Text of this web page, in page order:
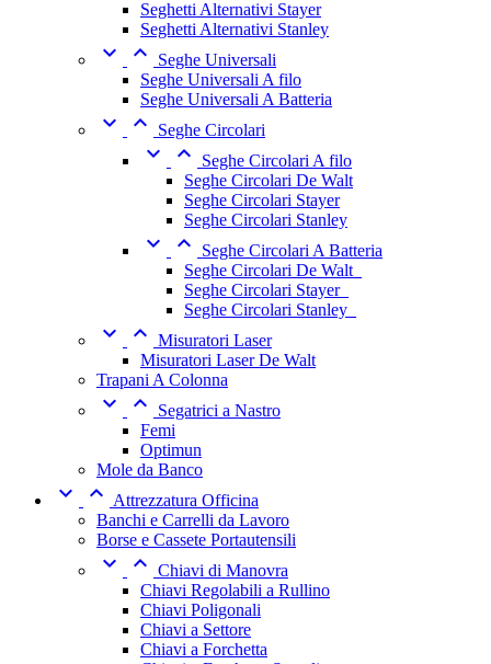
Seghetti Alternativi Stayer
Seghetti Alternativi Stanley
 
Seghe Universali
Seghe Universali A filo
Seghe Universali A Batteria
  Seghe Circolari
 
Seghe Circolari A filo
Seghe Circolari De Walt
Seghe Circolari Stayer
Seghe Circolari Stanley
 
Seghe Circolari A Batteria
Seghe Circolari De Walt_
Seghe Circolari Stayer_
Seghe Circolari Stanley_
  Misuratori Laser
Misuratori Laser De Walt
Trapani A Colonna
 
Segatrici a Nastro
Femi
Optimun
Mole da Banco
  Attrezzatura Officina
Banchi e Carrelli da Lavoro
Borse e Cassete Portautensili
  Chiavi di Manovra
Chiavi Regolabili a Rullino
Chiavi Poligonali
Chiavi a Settore
Chiavi a Forchetta